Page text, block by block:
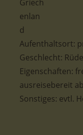
Aufenthaltsort:
Geschlecht:
Eigenschaften:
ausreisebereit
Sonstiges: evtl.